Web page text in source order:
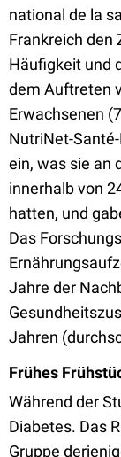
national de la
Frankreich den
Häufigkeit und
dem Auftreten
Erwachsenen
NutriNet-
ein, was sie an
innerhalb von
hatten, und
Das
Jahre der
Jahren
Frühes
Während der
Diabetes. Das
Gruppe